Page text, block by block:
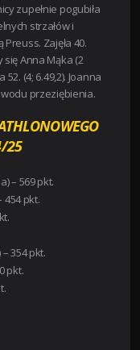
zupełnie pogubiła
strzałów i
Zajęła 40.
się Anna Mąka (2
(4; 6.49,2). Joanna
przeziębienia.
25
– 569 pkt.
454 pkt.
354 pkt.
pkt.